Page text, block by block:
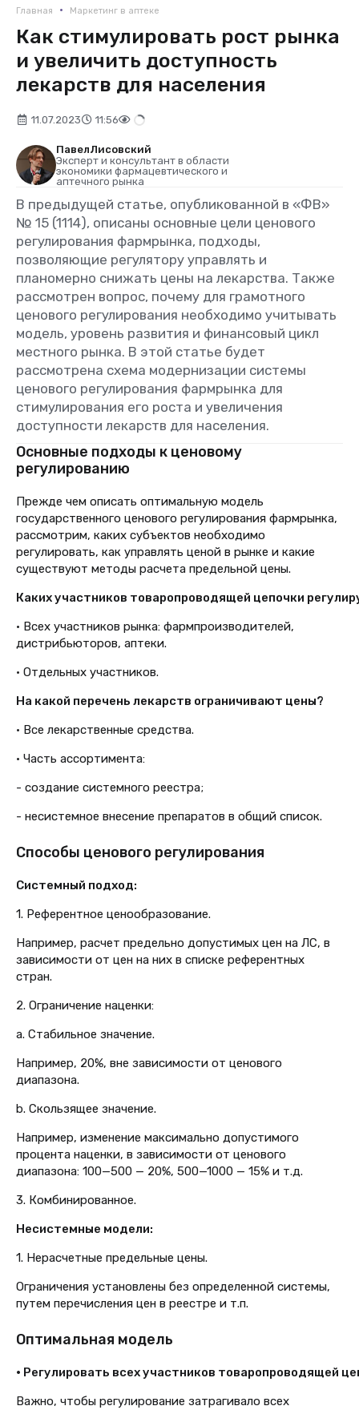
Главная • Маркетинг в аптеке
Как стимулировать рост рынка
и увеличить доступность
лекарств для населения
11.07.2023 11:56
ПавелЛисовский
Эксперт и консультант в области
экономики фармацевтического и
аптечного рынка
В предыдущей статье, опубликованной в «ФВ»
№ 15 (1114), описаны основные цели ценового
регулирования фармрынка, подходы,
позволяющие регулятору управлять и
планомерно снижать цены на лекарства. Также
рассмотрен вопрос, почему для грамотного
ценового регулирования необходимо учитывать
модель, уровень развития и финансовый цикл
местного рынка. В этой статье будет
рассмотрена схема модернизации системы
ценового регулирования фармрынка для
стимулирования его роста и увеличения
доступности лекарств для населения.
Основные подходы к ценовому
регулированию
Прежде чем описать оптимальную модель
государственного ценового регулирования фармрынка,
рассмотрим, каких субъектов необходимо
регулировать, как управлять ценой в рынке и какие
существуют методы расчета предельной цены.
Каких участников товаропроводящей цепочки
• Всех участников рынка: фармпроизводителей,
дистрибьюторов, аптеки.
• Отдельных участников.
На какой перечень лекарств ограничивают цены?
• Все лекарственные средства.
• Часть ассортимента:
- создание системного реестра;
- несистемное внесение препаратов в общий список.
Способы ценового регулирования
Системный подход:
1. Референтное ценообразование.
Например, расчет предельно допустимых цен на ЛС, в
зависимости от цен на них в списке референтных
стран.
2. Ограничение наценки:
a. Стабильное значение.
Например, 20%, вне зависимости от ценового
диапазона.
b. Скользящее значение.
Например, изменение максимально допустимого
процента наценки, в зависимости от ценового
диапазона: 100—500 — 20%, 500—1000 — 15% и т.д.
3. Комбинированное.
Несистемные модели:
1. Нерасчетные предельные цены.
Ограничения установлены без определенной системы,
путем перечисления цен в реестре и т.п.
Оптимальная модель
• Регулировать всех участников товаропроводящей
Важно, чтобы регулирование затрагивало всех